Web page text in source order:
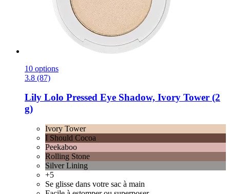
10 options
3.8 (87)
Lily Lolo Pressed Eye Shadow, Ivory Tower (2
g)
Ivory Tower
I Should Cocoa
Peekaboo
Rolling Stone
Silver Lining
+5
Se glisse dans votre sac à main